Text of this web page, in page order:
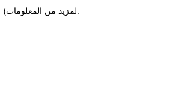
لمزيد من المعلومات).